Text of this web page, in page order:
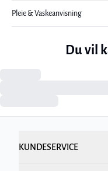
Pleie & Vaskeanvisning
Du vil
KUNDESERVICE